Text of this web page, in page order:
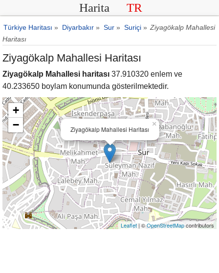
Harita TR
Türkiye Haritası » Diyarbakır » Sur » Suriçi » Ziyagökalp Mahallesi
Haritası
Ziyagökalp Mahallesi Haritası
Ziyagökalp Mahallesi haritası 37.910320 enlem ve
40.233650 boylam konumunda gösterilmektedir.
Ziyagökalp Mahallesi Haritası
×
+
−
Leaflet| ©OpenStreetMapcontributors